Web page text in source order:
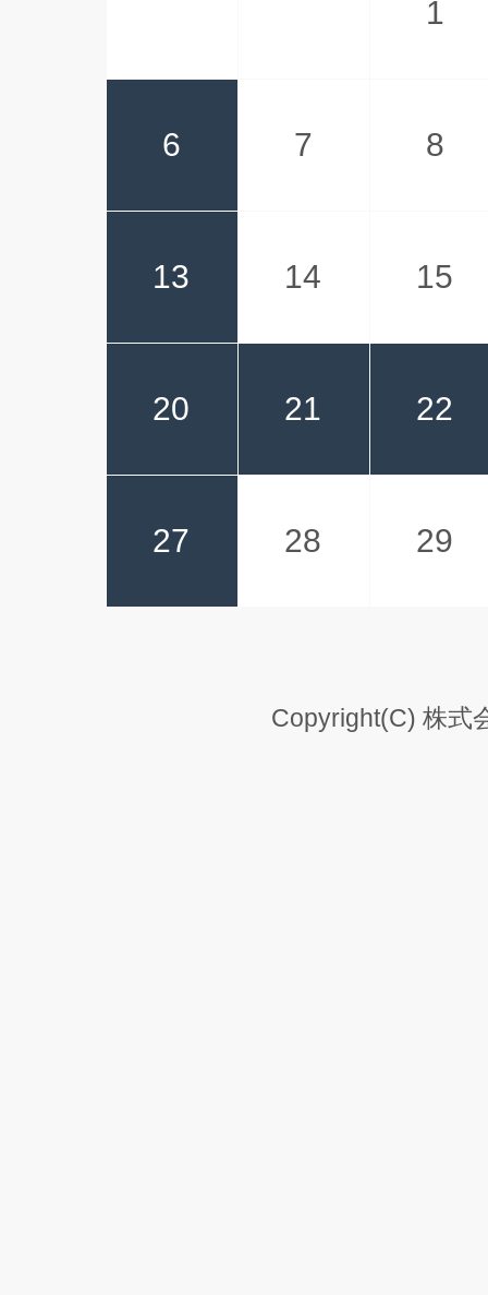
1
6 7 8
13 14 15
20 21 22
27 28 29
Copyright(C) 株式